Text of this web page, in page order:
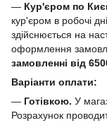
— Кур'єром по
кур'єром в робочі
здійснюється на
оформлення
замовленні від
Варіанти оплати:
— Готівкою. У
Розрахунок